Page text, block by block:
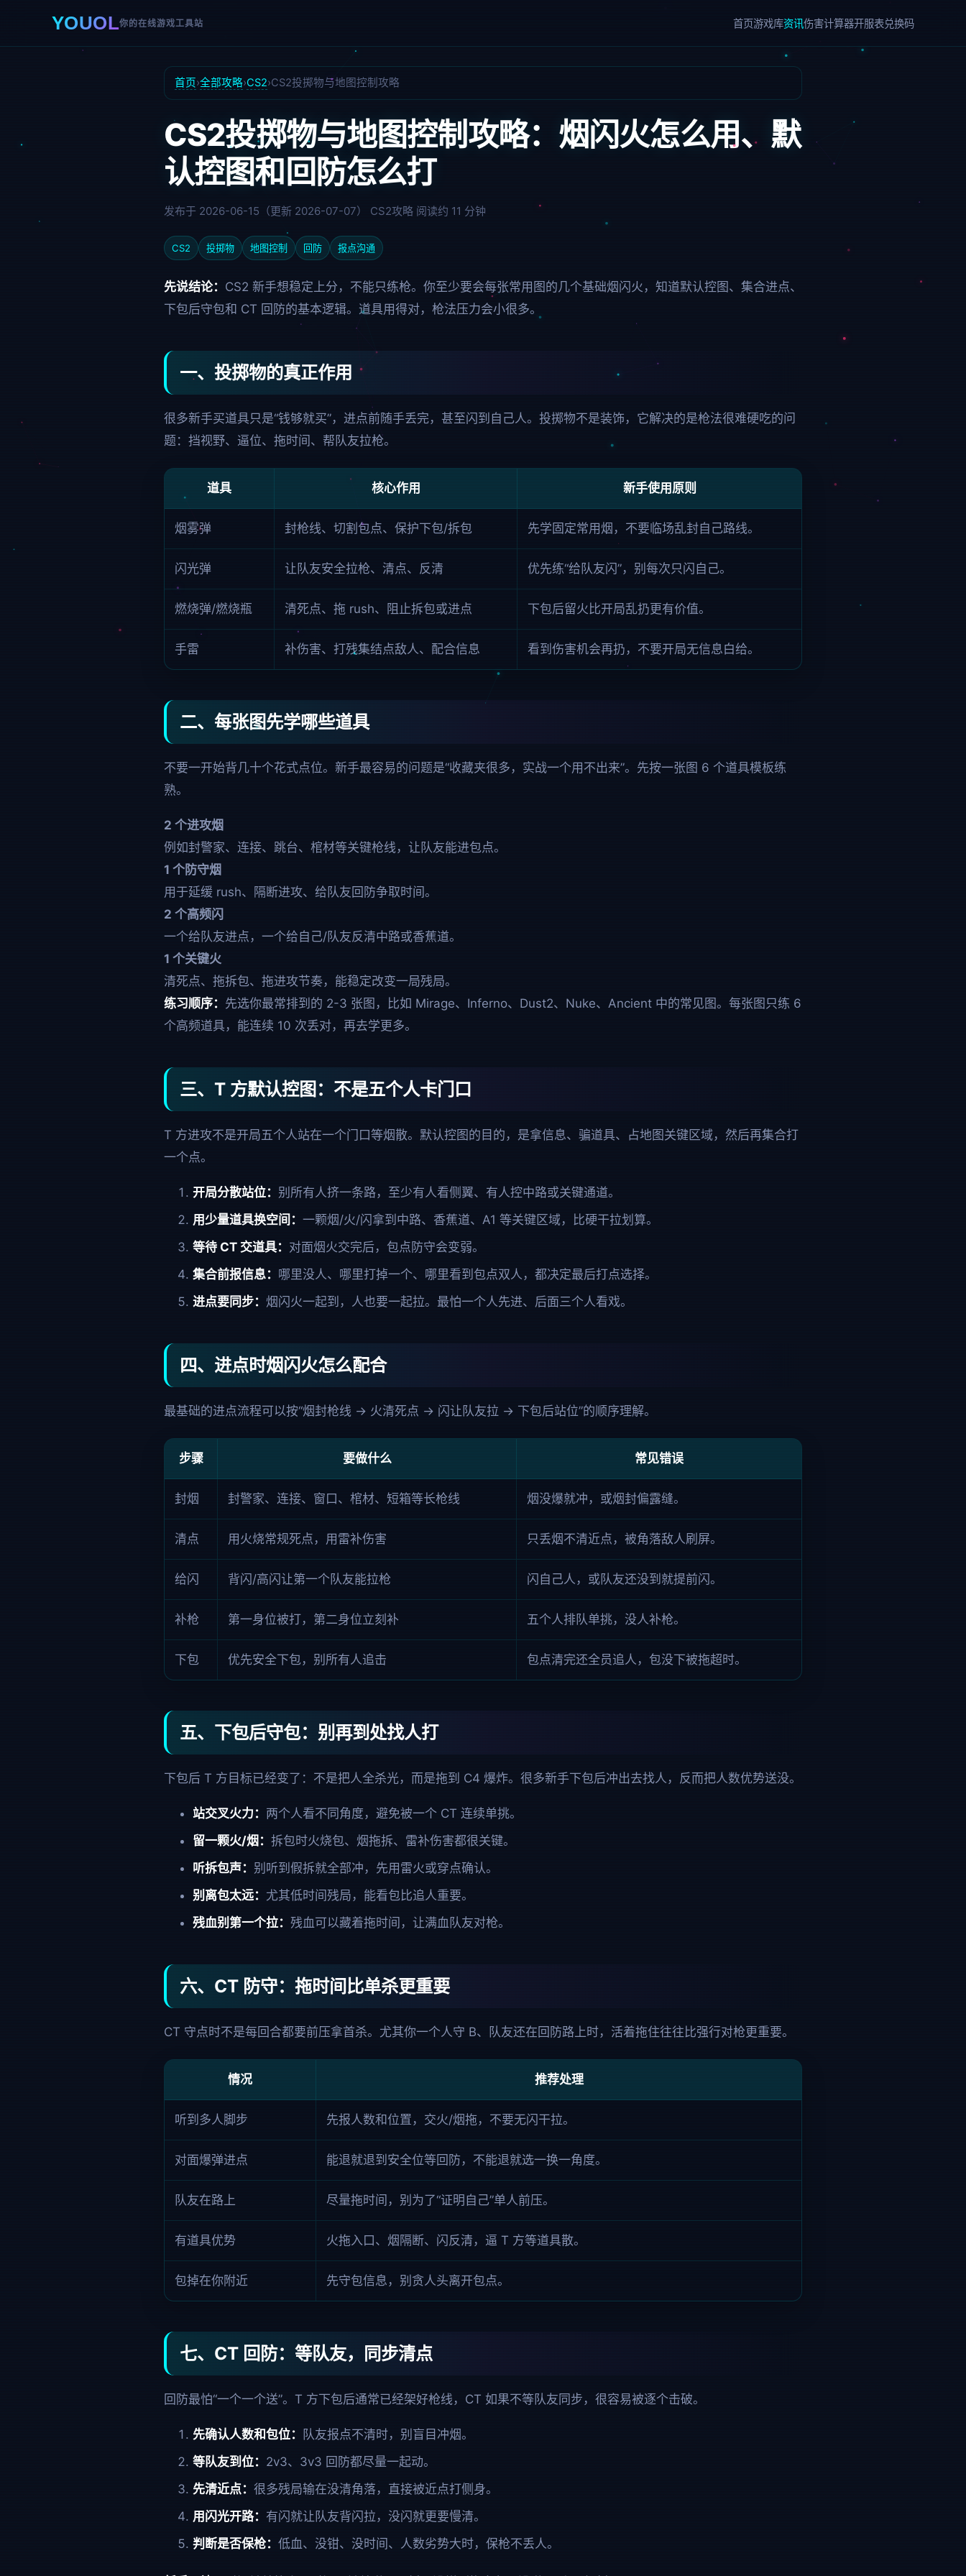
YOUOL你的在线游戏工具站 首页游戏库资讯伤害计算器开服表兑换码
首页›全部攻略›CS2›CS2投掷物与地图控制攻略
CS2投掷物与地图控制攻略：烟闪火怎么用、默
认控图和回防怎么打
发布于 2026-06-15（更新 2026-07-07） CS2攻略 阅读约 11 分钟
CS2 投掷物 地图控制 回防 报点沟通
先说结论： CS2 新手想稳定上分，不能只练枪。你至少要会每张常用图的几个基础烟闪火，知道默认控图、集合进点、
下包后守包和 CT 回防的基本逻辑。道具用得对，枪法压力会小很多。
一、投掷物的真正作用
很多新手买道具只是“钱够就买”，进点前随手丢完，甚至闪到自己人。投掷物不是装饰，它解决的是枪法很难硬吃的问
题：挡视野、逼位、拖时间、帮队友拉枪。
道具 核心作用 新手使用原则
烟雾弹 封枪线、切割包点、保护下包/拆包 先学固定常用烟，不要临场乱封自己路线。
闪光弹 让队友安全拉枪、清点、反清 优先练“给队友闪”，别每次只闪自己。
燃烧弹/燃烧瓶 清死点、拖 rush、阻止拆包或进点 下包后留火比开局乱扔更有价值。
手雷 补伤害、打残集结点敌人、配合信息 看到伤害机会再扔，不要开局无信息白给。
二、每张图先学哪些道具
不要一开始背几十个花式点位。新手最容易的问题是“收藏夹很多，实战一个用不出来”。先按一张图 6 个道具模板练
熟。
2 个进攻烟
例如封警家、连接、跳台、棺材等关键枪线，让队友能进包点。
1 个防守烟
用于延缓 rush、隔断进攻、给队友回防争取时间。
2 个高频闪
一个给队友进点，一个给自己/队友反清中路或香蕉道。
1 个关键火
清死点、拖拆包、拖进攻节奏，能稳定改变一局残局。
练习顺序： 先选你最常排到的 2-3 张图，比如 Mirage、Inferno、Dust2、Nuke、Ancient 中的常见图。每张图只练 6
个高频道具，能连续 10 次丢对，再去学更多。
三、T 方默认控图：不是五个人卡门口
T 方进攻不是开局五个人站在一个门口等烟散。默认控图的目的，是拿信息、骗道具、占地图关键区域，然后再集合打
一个点。
开局分散站位： 别所有人挤一条路，至少有人看侧翼、有人控中路或关键通道。
用少量道具换空间： 一颗烟/火/闪拿到中路、香蕉道、A1 等关键区域，比硬干拉划算。
等待 CT 交道具： 对面烟火交完后，包点防守会变弱。
集合前报信息： 哪里没人、哪里打掉一个、哪里看到包点双人，都决定最后打点选择。
进点要同步： 烟闪火一起到，人也要一起拉。最怕一个人先进、后面三个人看戏。
四、进点时烟闪火怎么配合
最基础的进点流程可以按“烟封枪线 → 火清死点 → 闪让队友拉 → 下包后站位”的顺序理解。
步骤 要做什么 常见错误
封烟 封警家、连接、窗口、棺材、短箱等长枪线 烟没爆就冲，或烟封偏露缝。
清点 用火烧常规死点，用雷补伤害 只丢烟不清近点，被角落敌人刷屏。
给闪 背闪/高闪让第一个队友能拉枪 闪自己人，或队友还没到就提前闪。
补枪 第一身位被打，第二身位立刻补 五个人排队单挑，没人补枪。
下包 优先安全下包，别所有人追击 包点清完还全员追人，包没下被拖超时。
五、下包后守包：别再到处找人打
下包后 T 方目标已经变了：不是把人全杀光，而是拖到 C4 爆炸。很多新手下包后冲出去找人，反而把人数优势送没。
站交叉火力： 两个人看不同角度，避免被一个 CT 连续单挑。
留一颗火/烟： 拆包时火烧包、烟拖拆、雷补伤害都很关键。
听拆包声： 别听到假拆就全部冲，先用雷火或穿点确认。
别离包太远： 尤其低时间残局，能看包比追人重要。
残血别第一个拉： 残血可以藏着拖时间，让满血队友对枪。
六、CT 防守：拖时间比单杀更重要
CT 守点时不是每回合都要前压拿首杀。尤其你一个人守 B、队友还在回防路上时，活着拖住往往比强行对枪更重要。
情况 推荐处理
听到多人脚步 先报人数和位置，交火/烟拖，不要无闪干拉。
对面爆弹进点 能退就退到安全位等回防，不能退就选一换一角度。
队友在路上 尽量拖时间，别为了“证明自己”单人前压。
有道具优势 火拖入口、烟隔断、闪反清，逼 T 方等道具散。
包掉在你附近 先守包信息，别贪人头离开包点。
七、CT 回防：等队友，同步清点
回防最怕“一个一个送”。T 方下包后通常已经架好枪线，CT 如果不等队友同步，很容易被逐个击破。
先确认人数和包位：
队友报点不清时，别盲目冲烟。
等队友到位： 2v3、3v3 回防都尽量一起动。
先清近点： 很多残局输在没清角落，直接被近点打侧身。
用闪光开路： 有闪就让队友背闪拉，没闪就更要慢清。
判断是否保枪： 低血、没钳、没时间、人数劣势大时，保枪不丢人。